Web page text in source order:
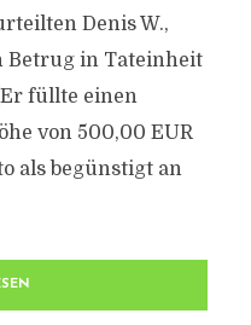
Denis W.,
Betrug in Tateinheit
füllte einen
von 500,00 EUR
als begünstigt an